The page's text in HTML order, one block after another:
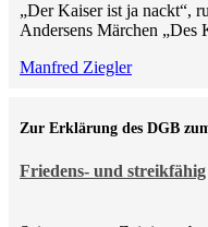
„Der Kaiser ist ja nackt“,
Andersens Märchen
Manfred Ziegler
Friedens- und streikfähig
Zur Erklärung des DGB